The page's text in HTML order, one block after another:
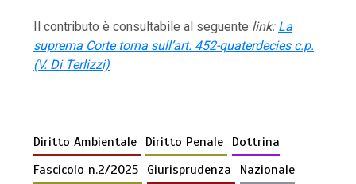
Il contributo è consultabile al seguente link: La
suprema Corte torna sull’art. 452-quaterdecies c.p.
(V. Di Terlizzi)
Diritto Ambientale Diritto Penale Dottrina
Fascicolo n.2/2025 Giurisprudenza
Nazionale